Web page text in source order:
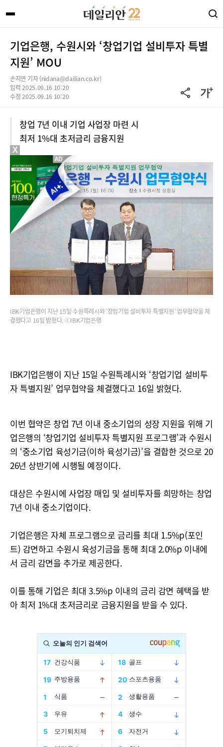
기업은행, 수원시와 ‘창업기업 설비투자 특별
지원’ MOU
손지연 기자 (nidana@dailian.co.kr)
입력 2025.09.16 10:20
수정 2025.09.16 10:20
창업 7년 이내 기업 사업장 마련 시
최저 1%대 초저금리 금융지원
IBK기업은행이 지난 15일 수원특례시와 ‘창업기업 설비투자 특별지원’ 업무협약을 체
결했다고 16일 밝혔다. ⓒIBK기업은행
IBK기업은행이 지난 15일 수원특례시와 ‘창업기업 설비투
자 특별지원’ 업무협약을 체결했다고 16일 밝혔다.
이번 협약은 창업 7년 이내 중소기업의 성장 지원을 위해 기
업은행의 ‘창업기업 설비투자 특별지원 프로그램’과 수원시
의 ‘중소기업 육성기금(이하 육성기금)’을 결합한 것으로 20
26년 상반기에 시행될 예정이다.
대상은 수원시에 사업장 매입 및 설비투자를 희망하는 창업
7년 이내 중소기업이다.
기업은행은 자체 프로그램으로 금리를 최대 1.5%p(포인
트) 감면하고 수원시 육성기금을 통해 최대 2.0%p 이내에
서 금리 감면을 추가로 제공한다.
이를 통해 기업은 최대 3.5%p 이내의 금리 감면 혜택을 받
아 최저 1%대 초저금리로 금융지원을 받을 수 있다.
X